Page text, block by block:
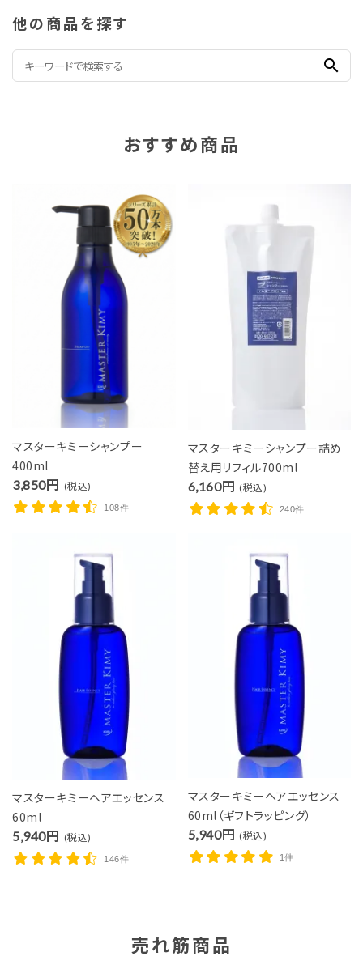
他の商品を探す
search
おすすめ商品
マスターキミーシャンプー
400ml
3,850円 (税込)
108件
マスターキミーシャンプー詰め
替え用リフィル700ml
6,160円 (税込)
240件
マスターキミーヘアエッセンス
60ml
5,940円 (税込)
146件
マスターキミーヘアエッセンス
60ml（ギフトラッピング）
5,940円 (税込)
1件
売れ筋商品